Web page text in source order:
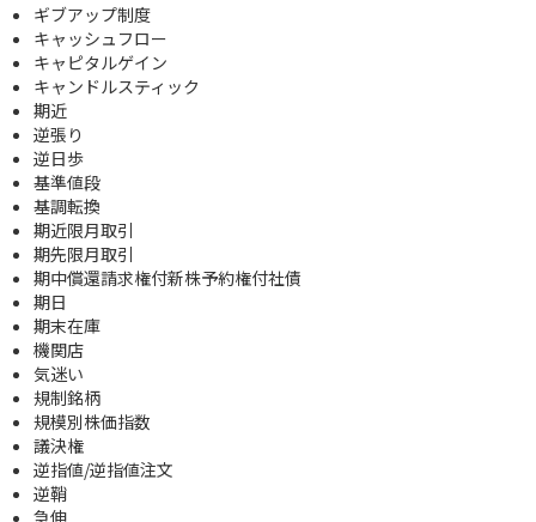
ギブアップ制度
キャッシュフロー
キャピタルゲイン
キャンドルスティック
期近
逆張り
逆日歩
基準値段
基調転換
期近限月取引
期先限月取引
期中償還請求権付新株予約権付社債
期日
期末在庫
機関店
気迷い
規制銘柄
規模別株価指数
議決権
逆指値/逆指値注文
逆鞘
急伸